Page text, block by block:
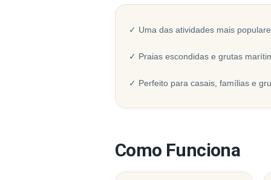
✓ Uma das atividades mais
✓ Praias escondidas e grutas
✓ Perfeito para casais, famílias e
Como Funciona